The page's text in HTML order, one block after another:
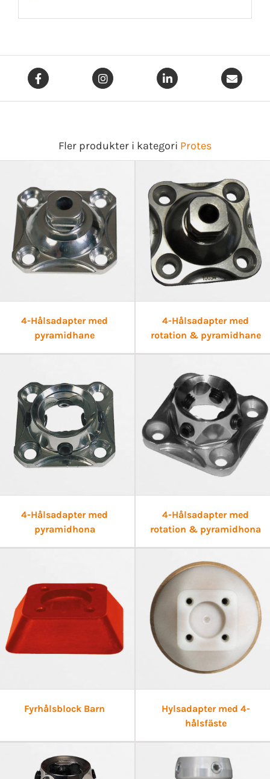
Fler produkter i kategori Protes
4-Hålsadapter med
pyramidhane
4-Hålsadapter med
rotation & pyramidhane
4-Hålsadapter med
pyramidhona
4-Hålsadapter med
rotation & pyramidhona
Fyrhålsblock Barn
Hylsadapter med 4-
hålsfäste